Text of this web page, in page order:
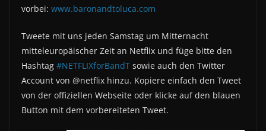
vorbei: www.baronandtoluca.com
Tweete mit uns jeden Samstag um Mitternacht
mitteleuropäischer Zeit an Netflix und füge bitte den
Hashtag #NETFLIXforBandT sowie auch den Twitter
Account von @netflix hinzu. Kopiere einfach den Tweet
von der offiziellen Webseite oder klicke auf den blauen
Button mit dem vorbereiteten Tweet.